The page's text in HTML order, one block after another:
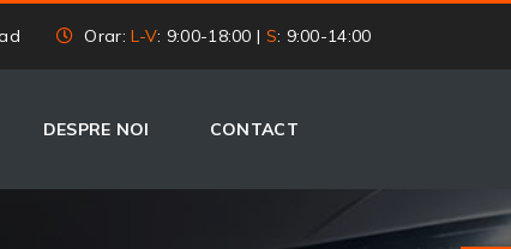
Orar:L-V: 9:00-18:00 | S: 9:00-14:00
DESPRE NOI CONTACT